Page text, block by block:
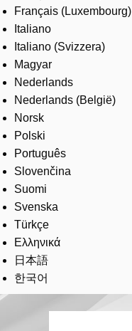
Français (Luxembourg)
Italiano
Italiano (Svizzera)
Magyar
Nederlands
Nederlands (België)
Norsk
Polski
Português
Slovenčina
Suomi
Svenska
Türkçe
Ελληνικά
日本語
한국어